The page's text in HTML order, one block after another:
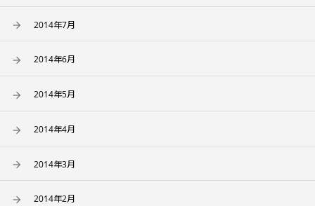
2014年7月
2014年6月
2014年5月
2014年4月
2014年3月
2014年2月